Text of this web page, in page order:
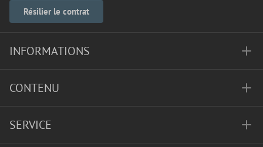
Résilier le contrat
INFORMATIONS
CONTENU
SERVICE